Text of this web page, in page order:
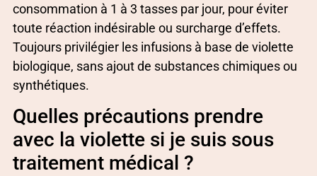
consommation à 1 à 3 tasses par jour, pour éviter
toute réaction indésirable ou surcharge d’effets.
Toujours privilégier les infusions à base de violette
biologique, sans ajout de substances chimiques ou
synthétiques.
Quelles précautions prendre
avec la violette si je suis sous
traitement médical ?